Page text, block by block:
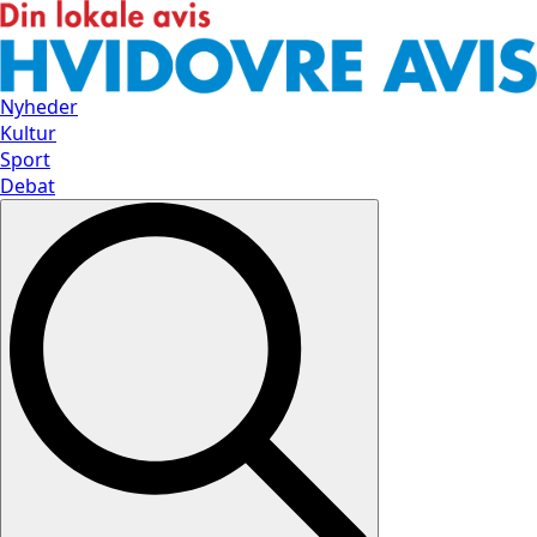
Nyheder
Kultur
Sport
Debat